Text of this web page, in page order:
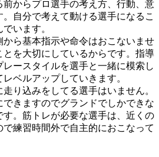
前からプロ選手の考え方、行動、意
自分で考えて動ける選手になるこ
います。
ら基本指示や命令はおこないませ
とを大切にしているからです。指導
ースタイルを選手と一緒に模索し
ベルアップしていきます。
り込みをしてる選手はいません。
きますのでグランドでしかできな
。筋トレが必要な選手は、近くの
練習時間外で自主的におこなって